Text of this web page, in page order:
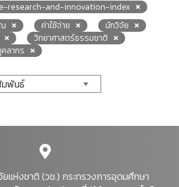
research-and-innovation-index
ค่าใช้จ่าย
นักวิจัย
วิทยาศาสตร์ธรรมชาติ
ลากร
แห่งชาติ (วช.) กระทรวงการอุดมศึกษา